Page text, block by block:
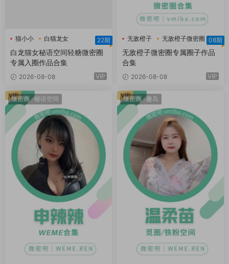
猫小小
白猫龙女
白猫龙女轻糖乐园
22期
白龙猫女秘语空间轻糖微密圈
专属入圈作品合集
2026-08-08 VIP
无敌橙子 无敌橙子微密圈 08期
无敌橙子微密圈专属圈子作品
合集
2026-08-08 VIP
微密圈·秘语空间
VIP 微密圈·趣岛
VIP